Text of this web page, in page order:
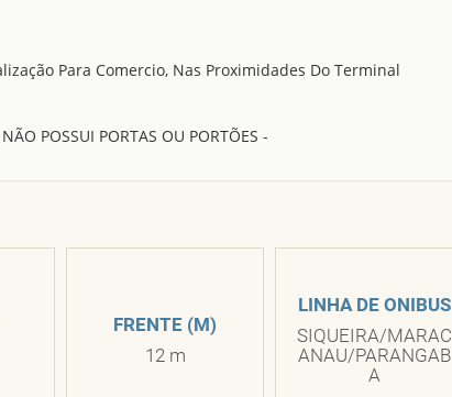
Para Comercio, Nas Proximidades Do Terminal
POSSUI PORTAS OU PORTÕES -
FRENTE (M)
12 m
LINHA DE ONIBUS
SIQUEIRA/MARAC
ANAU/PARANGAB
A